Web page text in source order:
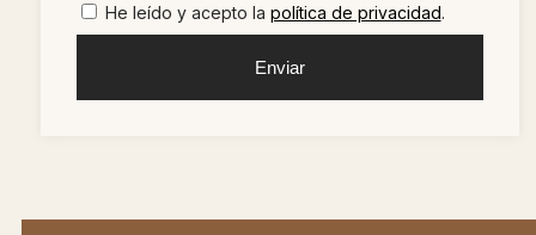
He leído y acepto la política de privacidad.
Enviar